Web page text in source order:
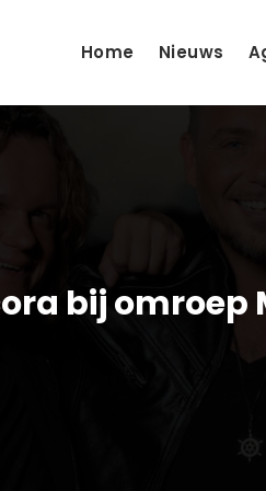
Home Nieuws
bij omroep